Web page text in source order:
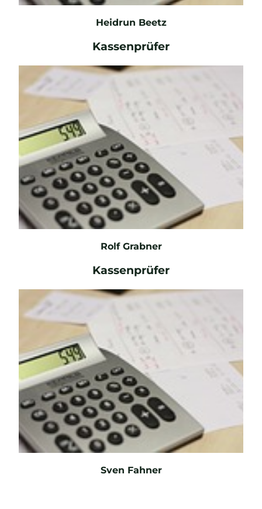
E-Mail
Heidrun Beetz
Kassenprüfer
E-Mail
Rolf Grabner
Kassenprüfer
Sven Fahner